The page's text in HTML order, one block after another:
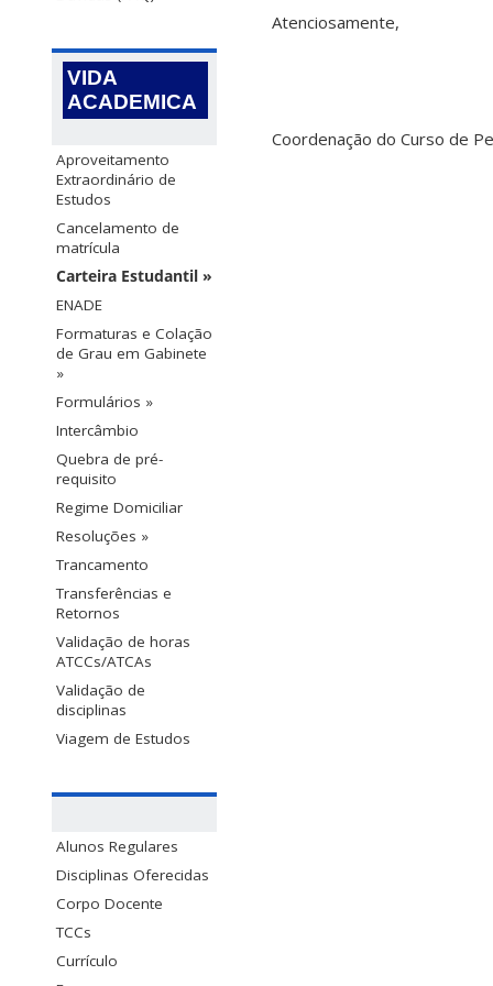
VIDA
ACADEMICA
Aproveitamento
Extraordinário de
Estudos
Cancelamento de
matrícula
Carteira Estudantil »
ENADE
Formaturas e Colação
de Grau em Gabinete
»
Formulários »
Intercâmbio
Quebra de pré-
requisito
Regime Domiciliar
Resoluções »
Trancamento
Transferências e
Retornos
Validação de horas
ATCCs/ATCAs
Validação de
disciplinas
Viagem de Estudos
Alunos Regulares
Disciplinas Oferecidas
Corpo Docente
TCCs
Currículo
Atenciosamente,
Coordenação do Curso de